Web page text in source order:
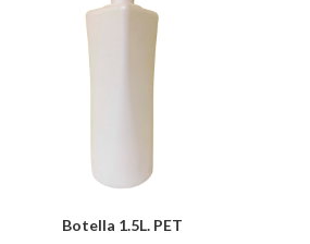
Botella 1.5L. PET